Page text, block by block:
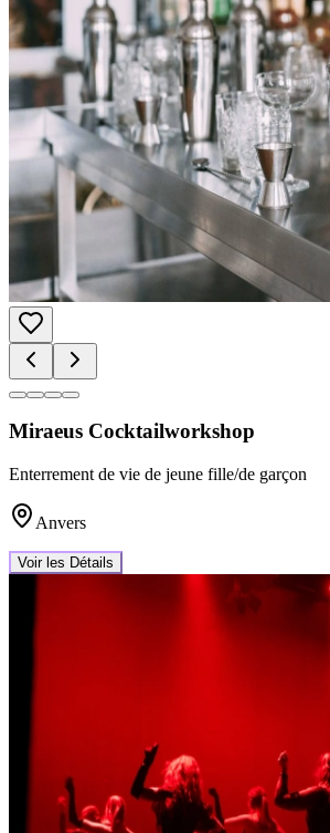
Miraeus Cocktailworkshop
Enterrement de vie de jeune fille/de garçon
Anvers
Voir les Détails